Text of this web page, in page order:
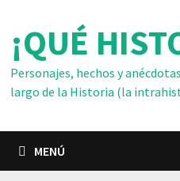
contenido
¡QUÉ
Personajes, hechos y
largo de la Historia (la
MENÚ